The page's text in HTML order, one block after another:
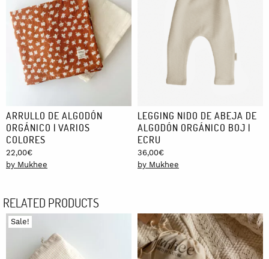
ARRULLO DE ALGODÓN
ORGÁNICO | VARIOS
COLORES
22,00€
by Mukhee
LEGGING NIDO DE ABEJA DE
ALGODÓN ORGÁNICO BOJ |
ECRU
36,00€
by Mukhee
RELATED PRODUCTS
Sale!